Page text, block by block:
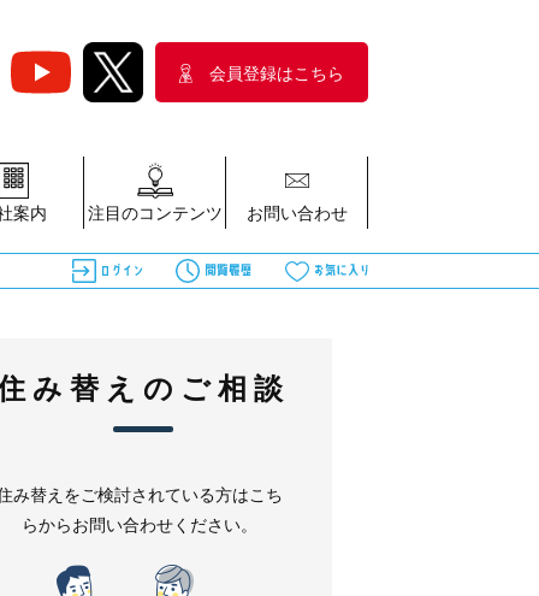
会員登録はこちら
案内 注目のコンテンツ お問い合わせ
み替えのご相談
み替えをご検討されている方はこち
らからお問い合わせください。